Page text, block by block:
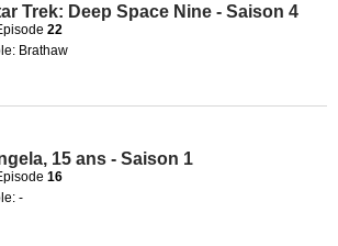
Trek: Deep Space Nine - Saison 4
22
Brathaw
15 ans - Saison 1
16
-